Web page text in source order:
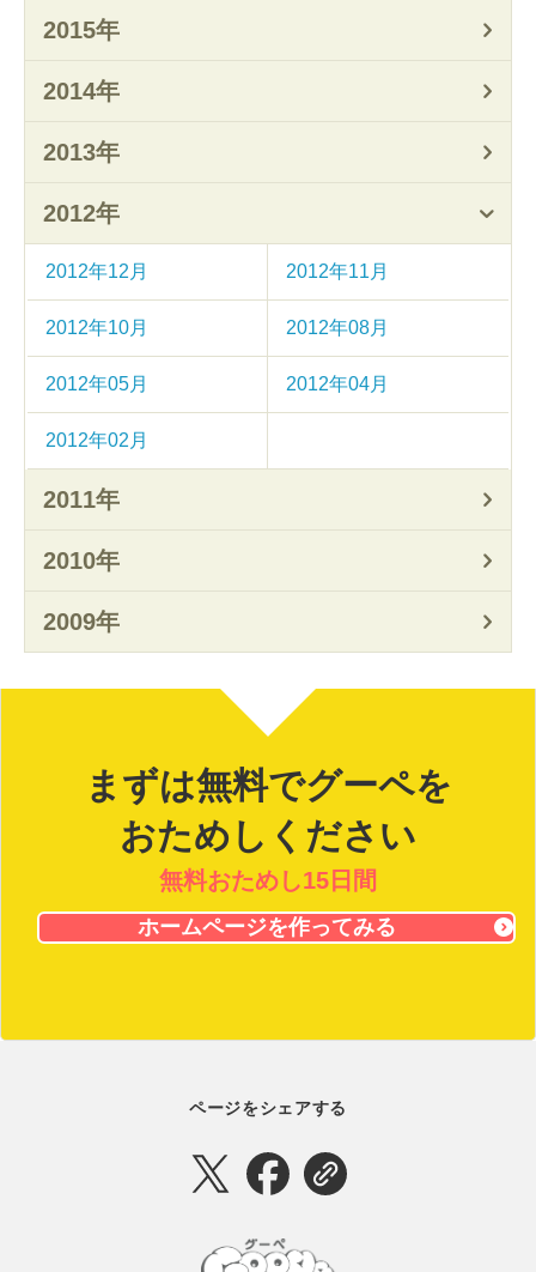
2015年
2014年
2013年
2012年
2012年12月 2012年11月
2012年10月 2012年08月
2012年05月 2012年04月
2012年02月
2011年
2010年
2009年
まずは無料でグーペを
おためしください
無料おためし15日間
ホームページを作ってみる
ページをシェアする